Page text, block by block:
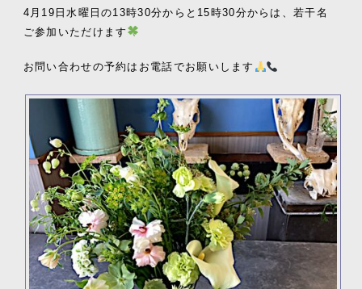
4月19日水曜日の13時30分からと15時30分からは、若干名
ご参加いただけます
お問い合わせの予約はお電話でお願いします